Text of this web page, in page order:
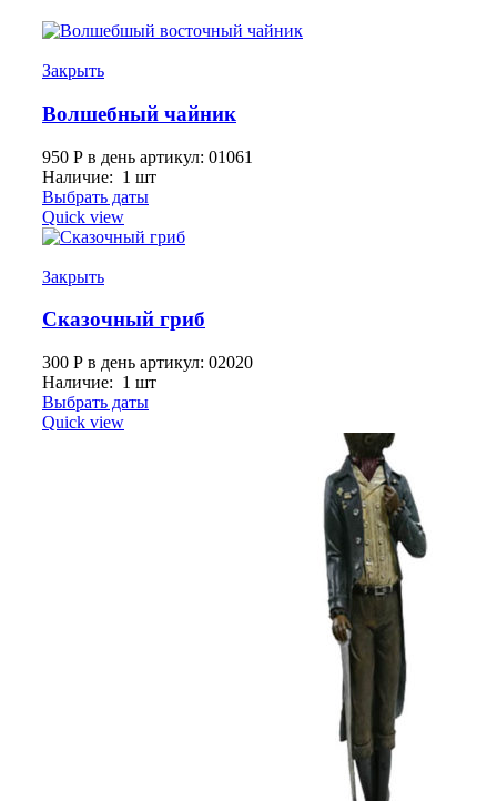
Закрыть
Волшебный чайник
950 Р в день артикул: 01061
Наличие: 1 шт
Выбрать даты
Quick view
Закрыть
Сказочный гриб
300 Р в день артикул: 02020
Наличие: 1 шт
Выбрать даты
Quick view